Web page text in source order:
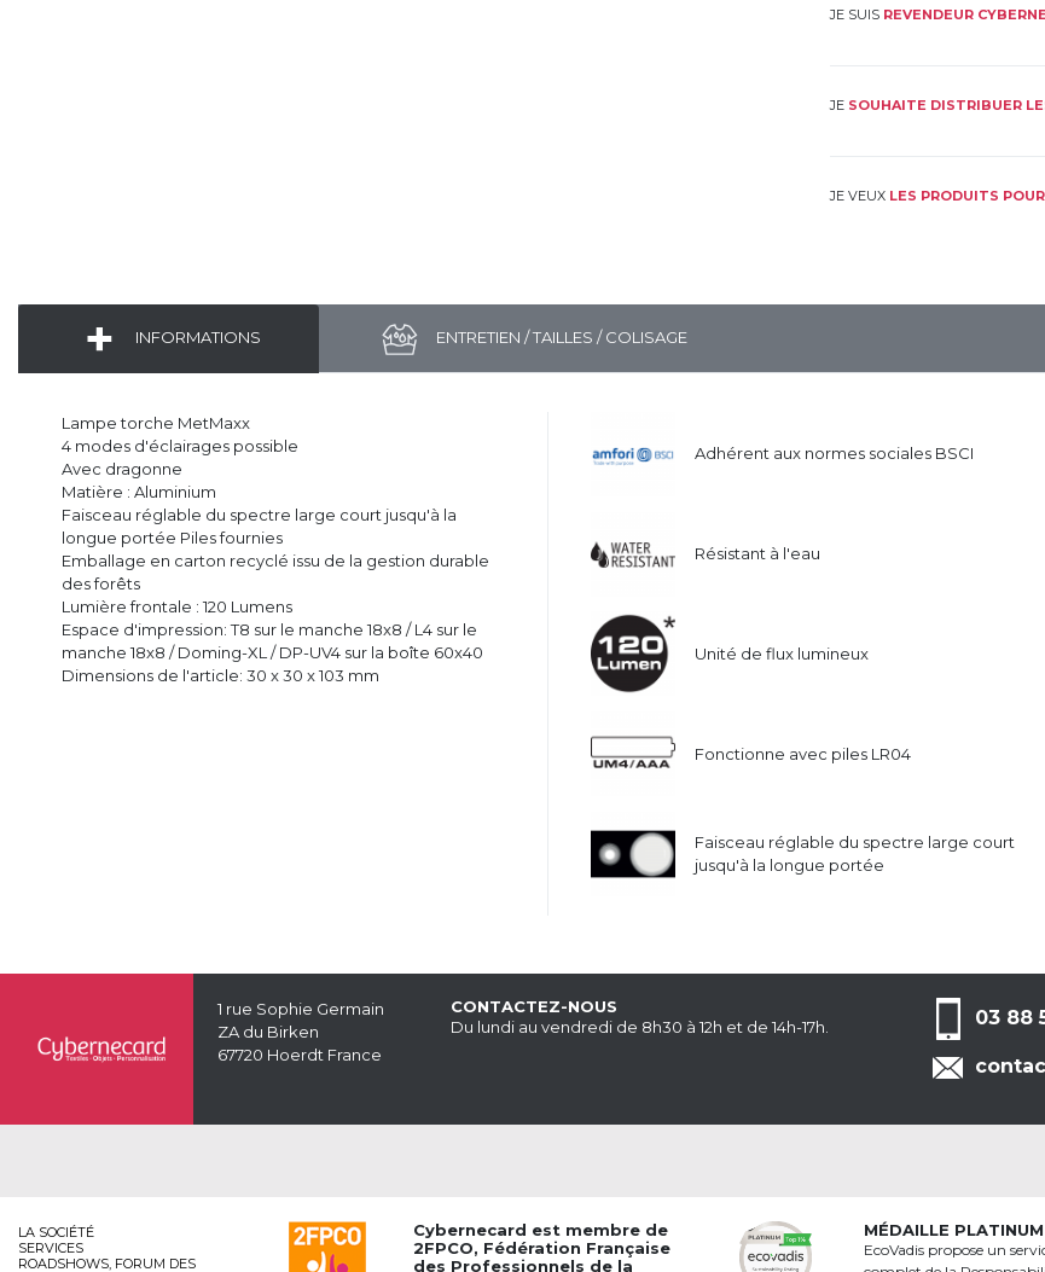
JE SUIS REVENDEUR
JE SOUHAITE DISTRIBUER
JE VEUX LES PRODUITS
INFORMATIONS ENTRETIEN / TAILLES / COLISAGE
Lampe torche MetMaxx
4 modes d'éclairages possible
Avec dragonne
Matière : Aluminium
Faisceau réglable du spectre large court jusqu'à la
longue portée Piles fournies
Emballage en carton recyclé issu de la gestion durable
des forêts
Lumière frontale : 120 Lumens
Espace d'impression: T8 sur le manche 18x8 / L4 sur le
manche 18x8 / Doming-XL / DP-UV4 sur la boîte 60x40
Dimensions de l'article: 30 x 30 x 103 mm
Adhérent aux normes sociales BSCI
Résistant à l'eau
Unité de flux lumineux
Fonctionne avec piles LR04
Faisceau réglable du spectre large court
jusqu'à la longue portée
1 rue Sophie Germain
ZA du Birken
67720 Hoerdt France
CONTACTEZ-NOUS
Du lundi au vendredi de 8h30 à 12h et de 14h-17h.
03 88
LA SOCIÉTÉ
SERVICES
ROADSHOWS, FORUM DES
Cybernecard est membre de
2FPCO, Fédération Française
des Professionnels de la
MÉDAILLE
EcoVadis propose un